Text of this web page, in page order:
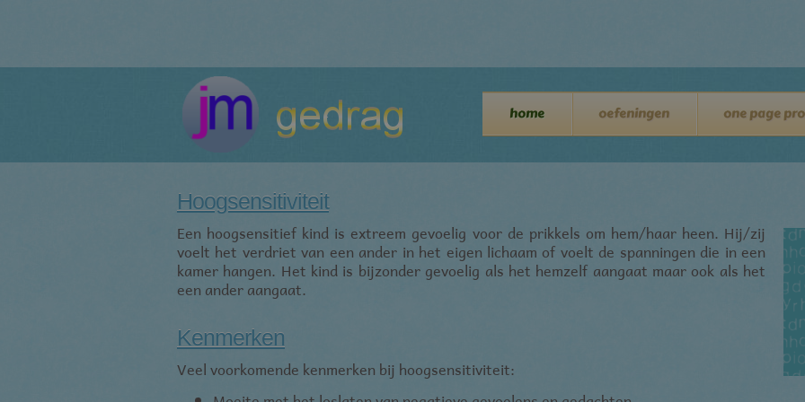
home oefeningen one page
Hoogsensitiviteit
Een hoogsensitief kind is extreem gevoelig voor de prikkels om hem/haar heen. Hij/zij
voelt het verdriet van een ander in het eigen lichaam of voelt de spanningen die in een
kamer hangen. Het kind is bijzonder gevoelig als het hemzelf aangaat maar ook als het
een ander aangaat.
Kenmerken
Veel voorkomende kenmerken bij hoogsensitiviteit: